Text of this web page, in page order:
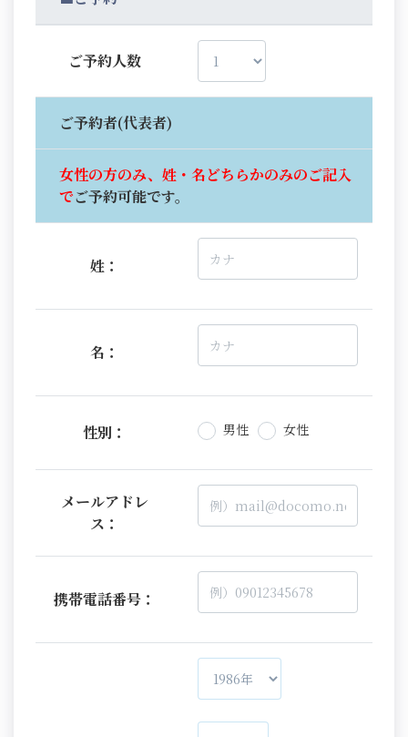
ご予約人数
ご予約者(代表者)
女性の方のみ、姓・名どちらかのみのご記入
でご予約可能です。
姓：
名：
性別： 男性 女性
メールアドレ
ス：
携帯電話番号：